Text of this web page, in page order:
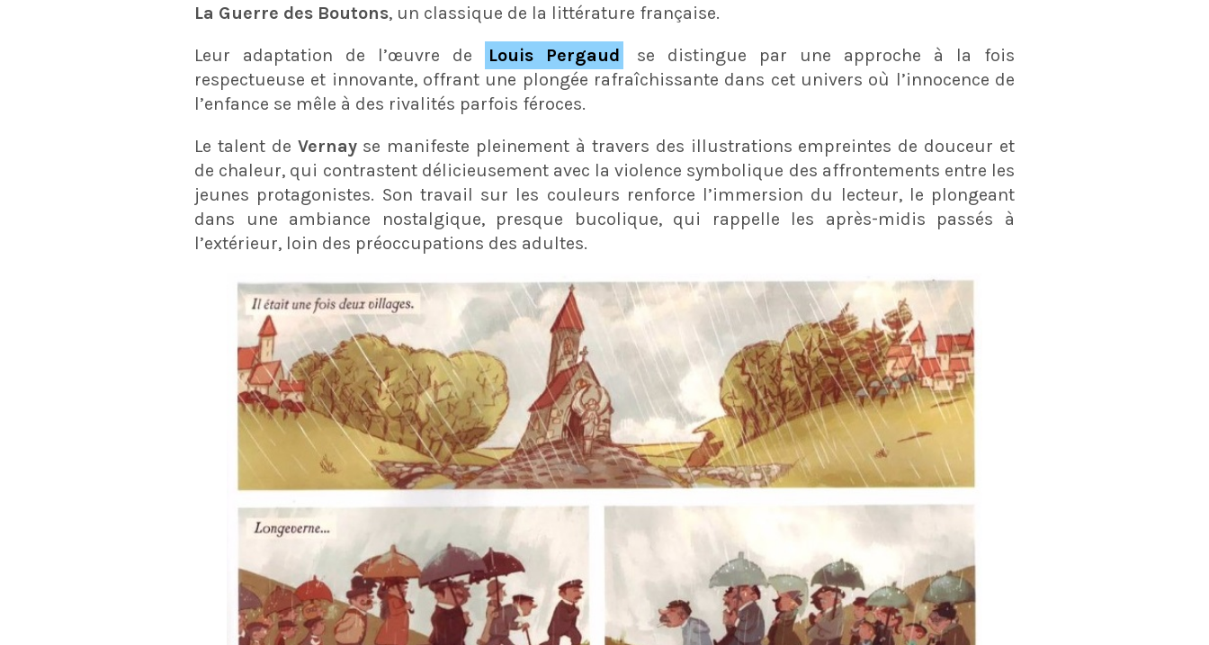
La Guerre des Boutons, un classique de la littérature française.
Leur adaptation de l’œuvre de Louis Pergaud
se distingue par une approche à la fois
respectueuse et innovante, offrant une plongée rafraîchissante dans cet univers où l’innocence de
l’enfance se mêle à des rivalités parfois féroces.
Le talent de Vernay se manifeste pleinement à travers des illustrations empreintes de douceur et
de chaleur, qui contrastent délicieusement avec la violence symbolique des affrontements entre les
jeunes protagonistes. Son travail sur les couleurs renforce l’immersion du lecteur, le plongeant
dans une ambiance nostalgique, presque bucolique, qui rappelle les après-midis passés à
l’extérieur, loin des préoccupations des adultes.